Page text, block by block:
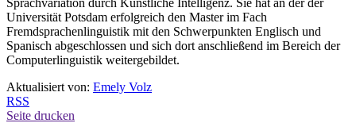
Universität Potsdam erfolgreich den Master im Fach
Fremdsprachenlinguistik mit den Schwerpunkten Englisch und
Spanisch abgeschlossen und sich dort anschließend im Bereich der
Computerlinguistik weitergebildet.
Aktualisiert von: Emely Volz
RSS
Seite drucken